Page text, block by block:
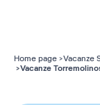
Home page Vacanze
Vacanze